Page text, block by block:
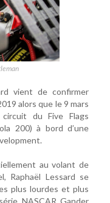
vient de confirmer
alors que le 9 mars
du Five Flags
200) à bord d’une
au volant de
Raphaël Lessard se
plus lourdes et plus